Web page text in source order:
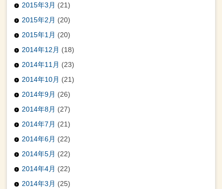
2015年3月 (21)
2015年2月 (20)
2015年1月 (20)
2014年12月 (18)
2014年11月 (23)
2014年10月 (21)
2014年9月 (26)
2014年8月 (27)
2014年7月 (21)
2014年6月 (22)
2014年5月 (22)
2014年4月 (22)
2014年3月 (25)